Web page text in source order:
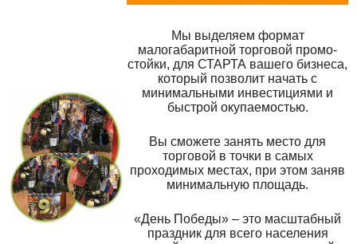
Мы выделяем формат
малогабаритной торговой промо-
стойки, для СТАРТА вашего бизнеса,
который позволит начать с
минимальными инвестициями и
быстрой окупаемостью.
Вы сможете занять место для
торговой в точки в самых
проходимых местах, при этом заняв
минимальную площадь.
«День Победы» – это масштабный
праздник для всего населения